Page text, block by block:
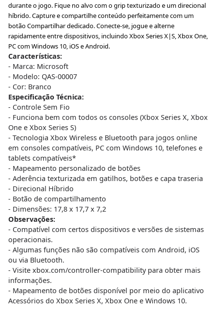
durante o jogo. Fique no alvo com o grip texturizado e um direcional
híbrido. Capture e compartilhe conteúdo perfeitamente com um
botão Compartilhar dedicado. Conecte-se, jogue e alterne
rapidamente entre dispositivos, incluindo Xbox Series X|S, Xbox One,
PC com Windows 10, iOS e Android.
Características:
- Marca: Microsoft
- Modelo: QAS-00007
- Cor: Branco
Especificação Técnica:
- Controle Sem Fio
- Funciona bem com todos os consoles (Xbox Series X, Xbox
One e Xbox Series S)
- Tecnologia Xbox Wireless e Bluetooth para jogos online
em consoles compatíveis, PC com Windows 10, telefones e
tablets compatíveis*
- Mapeamento personalizado de botões
- Aderência texturizada em gatilhos, botões e capa traseria
- Direcional Híbrido
- Botão de compartilhamento
- Dimensões: 17,8 x 17,7 x 7,2
Observações:
- Compatível com certos dispositivos e versões de sistemas
operacionais.
- Algumas funções não são compatíveis com Android, iOS
ou via Bluetooth.
- Visite xbox.com/controller-compatibility para obter mais
informações.
- Mapeamento de botões disponível por meio do aplicativo
Acessórios do Xbox Series X, Xbox One e Windows 10.